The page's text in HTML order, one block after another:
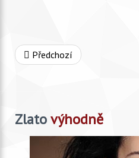
Předchozí
Zlatovýhodně